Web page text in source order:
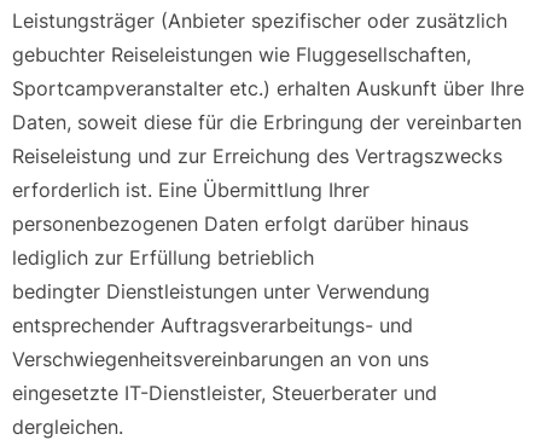
Leistungsträger (Anbieter spezifischer oder zusätzlich
gebuchter Reiseleistungen wie Fluggesellschaften,
Sportcampveranstalter etc.) erhalten Auskunft über Ihre
Daten, soweit diese für die Erbringung der vereinbarten
Reiseleistung und zur Erreichung des Vertragszwecks
erforderlich ist. Eine Übermittlung Ihrer
personenbezogenen Daten erfolgt darüber hinaus
lediglich zur Erfüllung betrieblich
bedingter Dienstleistungen unter Verwendung
entsprechender Auftragsverarbeitungs- und
Verschwiegenheitsvereinbarungen an von uns
eingesetzte IT-Dienstleister, Steuerberater und
dergleichen.